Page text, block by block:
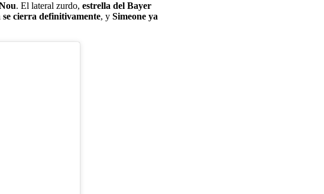
. El lateral zurdo, estrella del Bayer
cierra definitivamente, y Simeone ya